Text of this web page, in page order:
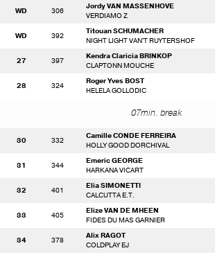
WD 306
Jordy VAN MASSENHOVE
VERDIAMO Z
WD 392
Titouan SCHUMACHER
NIGHT LIGHT VAN'T RUYTERSHOF
27 397
Kendra Claricia BRINKOP
CLAPTONN MOUCHE
28 324
Roger Yves BOST
HELELA GOLLODIC
07min. break
30 332
Camille CONDE FERREIRA
HOLLY GOOD DORCHIVAL
31 344
Emeric GEORGE
HARKANA VICART
32 401
Elia SIMONETTI
CALCUTTA E.T.
33 405
Elize VAN DE MHEEN
FIDES DU MAS GARNIER
34 378
Alix RAGOT
COLDPLAY EJ